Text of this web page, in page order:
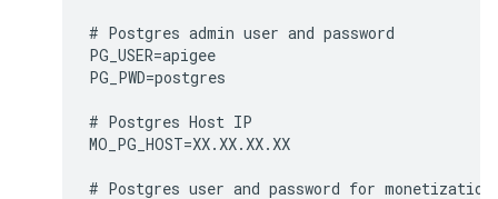
# Postgres admin user and password
PG_USER=apigee
PG_PWD=postgres
# Postgres Host IP
MO_PG_HOST=XX.XX.XX.XX
# Postgres user and password for monetization